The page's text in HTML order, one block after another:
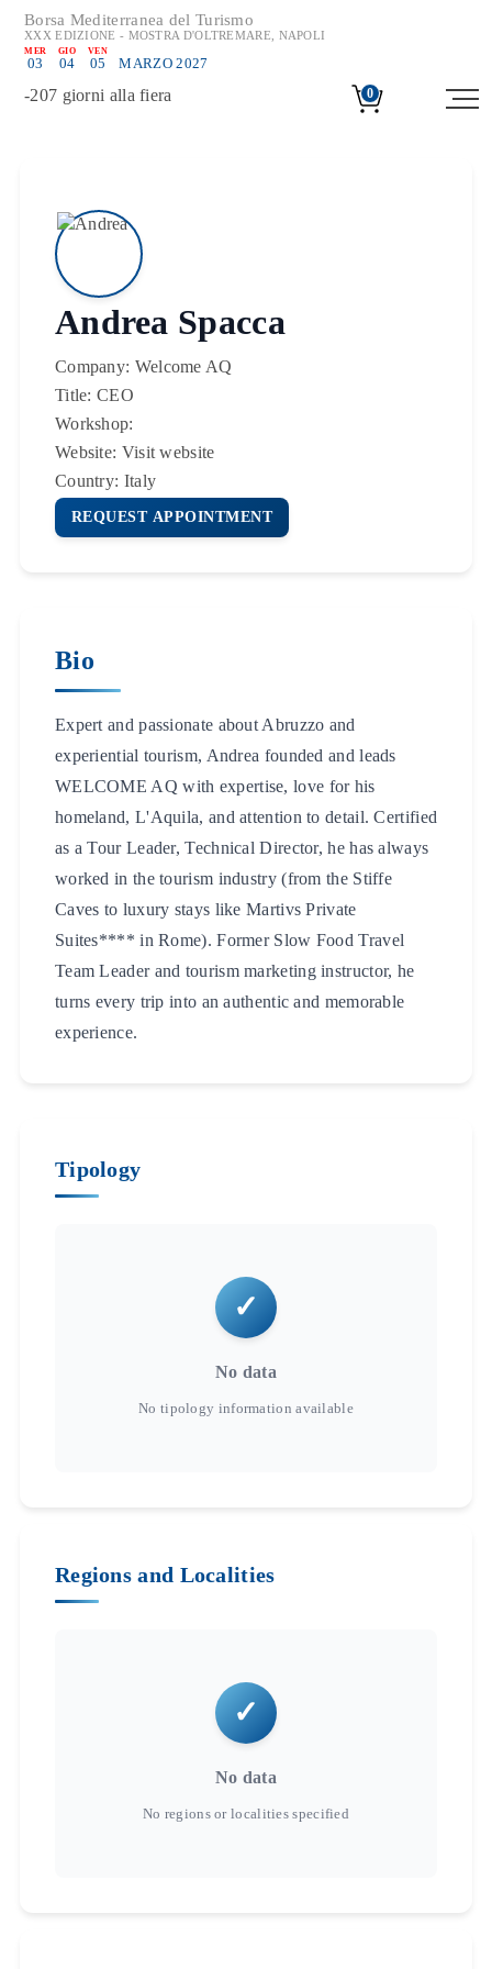
Borsa Mediterranea del Turismo
XXX EDIZIONE - MOSTRA D'OLTREMARE, NAPOLI
MER
03
GIO
04
VEN
05 MARZO 2027
-207 giorni alla fiera 0
Andrea Spacca
Company: Welcome AQ
Title: CEO
Workshop:
Website: Visit website
Country: Italy
REQUEST APPOINTMENT
Bio
Expert and passionate about Abruzzo and
experiential tourism, Andrea founded and leads
WELCOME AQ with expertise, love for his
homeland, L'Aquila, and attention to detail. Certified
as a Tour Leader, Technical Director, he has always
worked in the tourism industry (from the Stiffe
Caves to luxury stays like Martivs Private
Suites**** in Rome). Former Slow Food Travel
Team Leader and tourism marketing instructor, he
turns every trip into an authentic and memorable
experience.
Tipology
No data
Regions and Localities
No data